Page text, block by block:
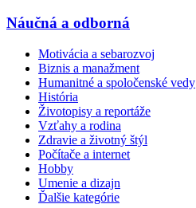
Náučná a odborná
Motivácia a sebarozvoj
Biznis a manažment
Humanitné a spoločenské vedy
História
Životopisy a reportáže
Vzťahy a rodina
Zdravie a životný štýl
Počítače a internet
Hobby
Umenie a dizajn
Ďalšie kategórie